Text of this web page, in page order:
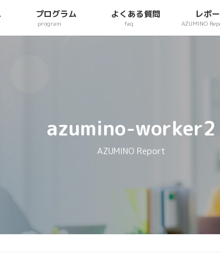
プログラム
program
よくある質問
faq
レポ
AZUMINO
azumino-worker2
AZUMINO Report